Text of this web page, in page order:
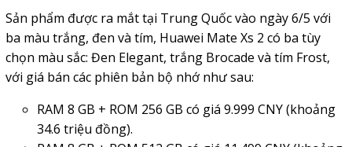
Sản phẩm được ra mắt tại Trung Quốc vào ngày 6/5 với
ba màu trắng, đen và tím, Huawei Mate Xs 2 có ba tùy
chọn màu sắc: Đen Elegant, trắng Brocade và tím Frost,
với giá bán các phiên bản bộ nhớ như sau:
RAM 8 GB + ROM 256 GB có giá 9.999 CNY (khoảng
34.6 triệu đồng).